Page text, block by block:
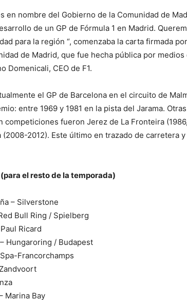
en nombre del Gobierno de la Comunidad de
de un GP de Fórmula 1 en Madrid.
para la región “, comenzaba la carta firmada
de Madrid, que fue hecha pública por medios
Domenicali, CEO de F1.
el GP de Barcelona en el circuito de
entre 1969 y 1981 en la pista del Jarama.
fueron Jerez de La Fronteira
(2008-2012). Este último en trazado de carretera
(para el resto de la temporada)
– Silverstone
Bull Ring / Spielberg
Ricard
Hungaroring / Budapest
Francorchamps
Marina Bay